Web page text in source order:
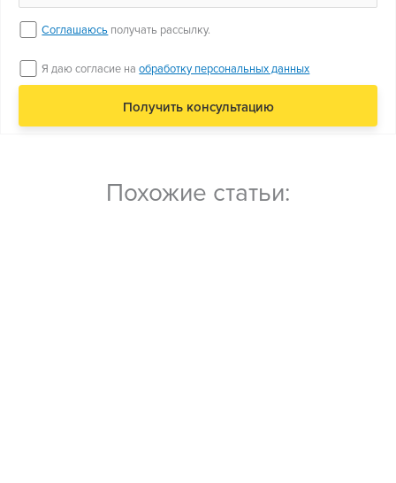
Соглашаюсь получать рассылку.
Я даю согласие наобработку персональных данных
Похожие статьи: